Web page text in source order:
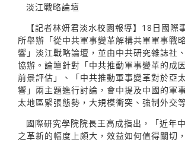
淡江戰略論壇
【記者林妍君淡水校園報導】18日國際
所舉辦「從中共軍事變革解構共軍軍事戰
響」淡江戰略論壇，並由中共研究雜誌社
協辦。論壇針對「中共推動軍事變革的成
前景評估」、「中共推動軍事變革對於亞
響」兩主題進行討論，會中提及中國的軍
太地區緊張態勢，大規模衝突、強制外交
國際研究學院院長王高成指出，「近年
之革新的幅度上頗大，效益如何值得關切